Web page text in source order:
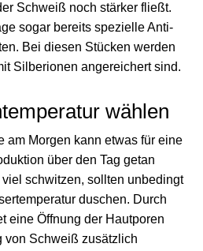
Schweiß noch stärker fließt.
sogar bereits spezielle Anti-
Bei diesen Stücken werden
Silberionen angereichert sind.
wählen
am Morgen kann etwas für eine
über den Tag getan
schwitzen, sollten unbedingt
duschen. Durch
eine Öffnung der Hautporen
von Schweiß zusätzlich